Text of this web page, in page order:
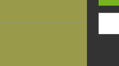
soll